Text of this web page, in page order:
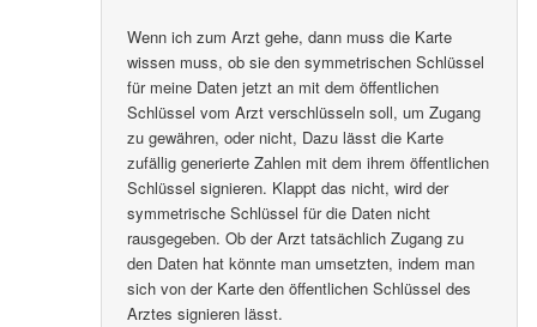
Wenn ich zum Arzt gehe, dann muss die Karte
wissen muss, ob sie den symmetrischen Schlüssel
für meine Daten jetzt an mit dem öffentlichen
Schlüssel vom Arzt verschlüsseln soll, um Zugang
zu gewähren, oder nicht, Dazu lässt die Karte
zufällig generierte Zahlen mit dem ihrem öffentlichen
Schlüssel signieren. Klappt das nicht, wird der
symmetrische Schlüssel für die Daten nicht
rausgegeben. Ob der Arzt tatsächlich Zugang zu
den Daten hat könnte man umsetzten, indem man
sich von der Karte den öffentlichen Schlüssel des
Arztes signieren lässt.